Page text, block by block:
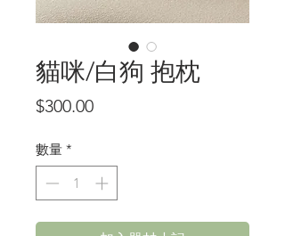
貓咪/白狗 抱枕
$300.00價
數量 *